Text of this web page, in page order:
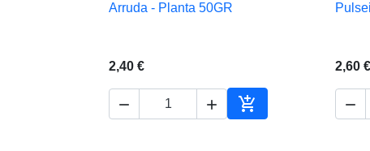
 Vista rápida
Arruda - Planta 50GR
2,40 €
  
Adicionar ao carrinho
2,60 €
